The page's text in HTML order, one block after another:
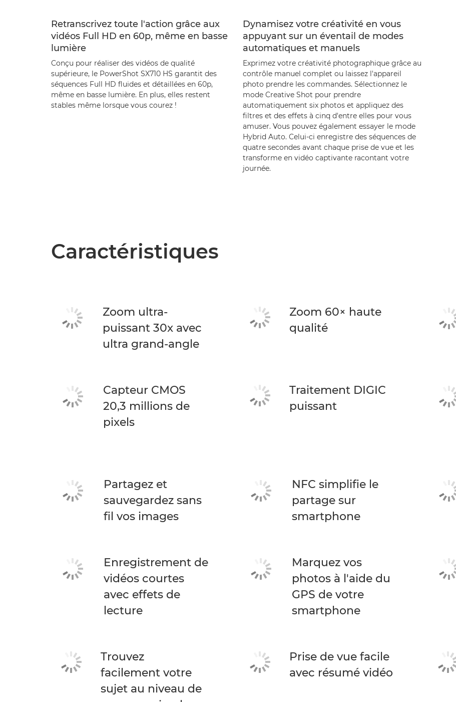
Retranscrivez toute l'action grâce aux
vidéos Full HD en 60p, même en basse
lumière
Conçu pour réaliser des vidéos de qualité
supérieure, le PowerShot SX710 HS garantit des
séquences Full HD fluides et détaillées en 60p,
même en basse lumière. En plus, elles restent
stables même lorsque vous courez !
Dynamisez votre créativité en vous
appuyant sur un éventail de modes
automatiques et manuels
Exprimez votre créativité photographique grâce au
contrôle manuel complet ou laissez l'appareil
photo prendre les commandes. Sélectionnez le
mode Creative Shot pour prendre
automatiquement six photos et appliquez des
filtres et des effets à cinq d'entre elles pour vous
amuser. Vous pouvez également essayer le mode
Hybrid Auto. Celui-ci enregistre des séquences de
quatre secondes avant chaque prise de vue et les
transforme en vidéo captivante racontant votre
journée.
Caractéristiques
Zoom ultra-
puissant 30x avec
ultra grand-angle
Zoom 60× haute
qualité
Capteur CMOS
20,3 millions de
pixels
Traitement DIGIC
puissant
Partagez et
sauvegardez sans
fil vos images
NFC simplifie le
partage sur
smartphone
Enregistrement de
vidéos courtes
avec effets de
lecture
Marquez vos
photos à l'aide du
GPS de votre
smartphone
Trouvez
facilement votre
sujet au niveau de
Prise de vue facile
avec résumé vidéo